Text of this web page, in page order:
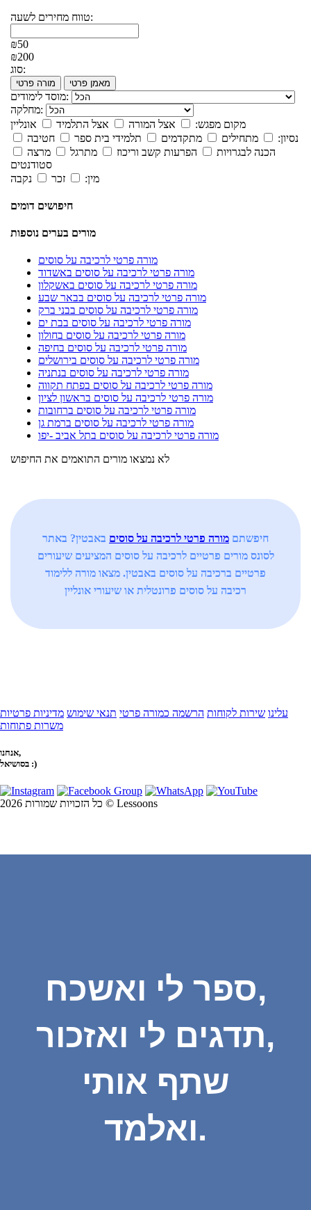
טווח מחירים לשעה:
₪50
₪200
סוג:
מורה פרטי מאמן פרטי
מוסד לימודים:
מחלקה:
מקום מפגש:
אצל המורה אצל התלמיד
אונליין
נסיון:
מתחילים מתקדמים תלמידי בית ספר
חטיבה
הכנה לבגרויות
הפרעות קשב וריכוז מתרגל
מרצה
סטודנטים
מין:
זכר נקבה
חיפושים דומים
מורים בערים נוספות
מורה פרטי לרכיבה על סוסים
מורה פרטי לרכיבה על סוסים באשדוד
מורה פרטי לרכיבה על סוסים באשקלון
מורה פרטי לרכיבה על סוסים בבאר שבע
מורה פרטי לרכיבה על סוסים בבני ברק
מורה פרטי לרכיבה על סוסים בבת ים
מורה פרטי לרכיבה על סוסים בחולון
מורה פרטי לרכיבה על סוסים בחיפה
מורה פרטי לרכיבה על סוסים בירושלים
מורה פרטי לרכיבה על סוסים בנתניה
מורה פרטי לרכיבה על סוסים בפתח תקווה
מורה פרטי לרכיבה על סוסים בראשון לציון
מורה פרטי לרכיבה על סוסים ברחובות
מורה פרטי לרכיבה על סוסים ברמת גן
מורה פרטי לרכיבה על סוסים בתל אביב -יפו
לא נמצאו מורים התואמים את החיפוש
חיפשתם מורה פרטי לרכיבה על סוסים באבטין? באתר
לסונס מורים פרטיים לרכיבה על סוסים המציעים שיעורים
פרטיים ברכיבה על סוסים באבטין. מצאו מורה ללימוד
רכיבה על סוסים פרונטלית או שיעורי אונליין
עלינו שירות לקוחות הרשמה כמורה פרטי תנאי שימוש מדיניות פרטיות
משרות פתוחות
אנחנו,
בסושיאל :)
כל הזכויות שמורות 2026 © Lessoons
ספר לי ואשכח,
תדגים לי ואזכור,
שתף אותי
ואלמד.